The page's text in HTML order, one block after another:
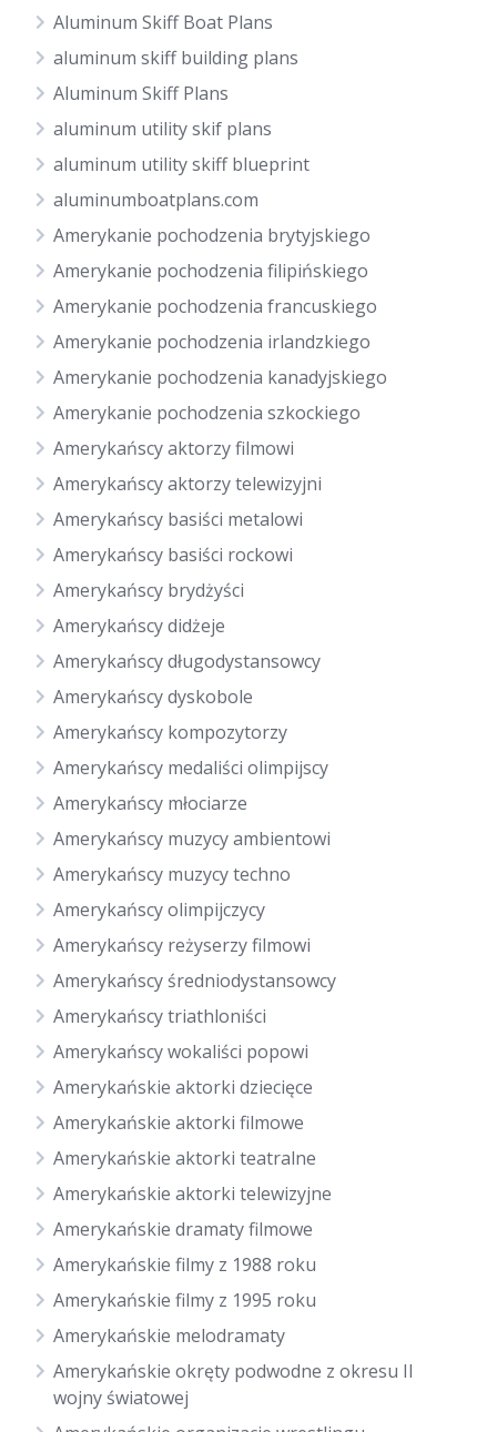
Aluminum Skiff Boat Plans
aluminum skiff building plans
Aluminum Skiff Plans
aluminum utility skif plans
aluminum utility skiff blueprint
aluminumboatplans.com
Amerykanie pochodzenia brytyjskiego
Amerykanie pochodzenia filipińskiego
Amerykanie pochodzenia francuskiego
Amerykanie pochodzenia irlandzkiego
Amerykanie pochodzenia kanadyjskiego
Amerykanie pochodzenia szkockiego
Amerykańscy aktorzy filmowi
Amerykańscy aktorzy telewizyjni
Amerykańscy basiści metalowi
Amerykańscy basiści rockowi
Amerykańscy brydżyści
Amerykańscy didżeje
Amerykańscy długodystansowcy
Amerykańscy dyskobole
Amerykańscy kompozytorzy
Amerykańscy medaliści olimpijscy
Amerykańscy młociarze
Amerykańscy muzycy ambientowi
Amerykańscy muzycy techno
Amerykańscy olimpijczycy
Amerykańscy reżyserzy filmowi
Amerykańscy średniodystansowcy
Amerykańscy triathloniści
Amerykańscy wokaliści popowi
Amerykańskie aktorki dziecięce
Amerykańskie aktorki filmowe
Amerykańskie aktorki teatralne
Amerykańskie aktorki telewizyjne
Amerykańskie dramaty filmowe
Amerykańskie filmy z 1988 roku
Amerykańskie filmy z 1995 roku
Amerykańskie melodramaty
Amerykańskie okręty podwodne z okresu II
wojny światowej